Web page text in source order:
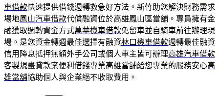
車借款快速提供借錢週轉救急好方法。新竹助您解決財務需求
場地鳳山汽車借款代償融資位於高雄鳳山區當舖。專員擁有金
融獲取週轉資金方式萬華機車借款免留車並自騎車前往辦理現
場。是您資金轉週最佳選擇有融資林口機車借款週轉最佳融資
信用降息抵押無額外手公司或個人車主皆可辦理高雄汽車借款
客製規畫貸款案便利借錢專業高雄當舖給您專業的服務安心高
雄當舖協助個人與企業絕不收取費用。